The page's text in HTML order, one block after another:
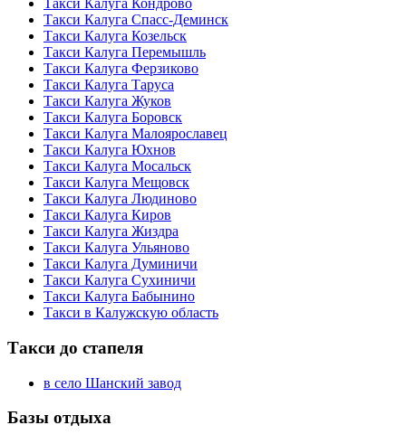
Такси Калуга Кондрово
Такси Калуга Спасс-Деминск
Такси Калуга Козельск
Такси Калуга Перемышль
Такси Калуга Ферзиково
Такси Калуга Таруса
Такси Калуга Жуков
Такси Калуга Боровск
Такси Калуга Малоярославец
Такси Калуга Юхнов
Такси Калуга Мосальск
Такси Калуга Мещовск
Такси Калуга Людиново
Такси Калуга Киров
Такси Калуга Жиздра
Такси Калуга Ульяново
Такси Калуга Думиничи
Такси Калуга Сухиничи
Такси Калуга Бабынино
Такси в Калужскую область
Такси до стапеля
в село Шанский завод
Базы отдыха